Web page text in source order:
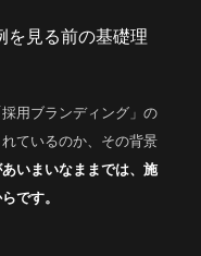
を見る前の基礎理
用ブランディング」の
ているのか、その背景
いまいなままでは、施
です。